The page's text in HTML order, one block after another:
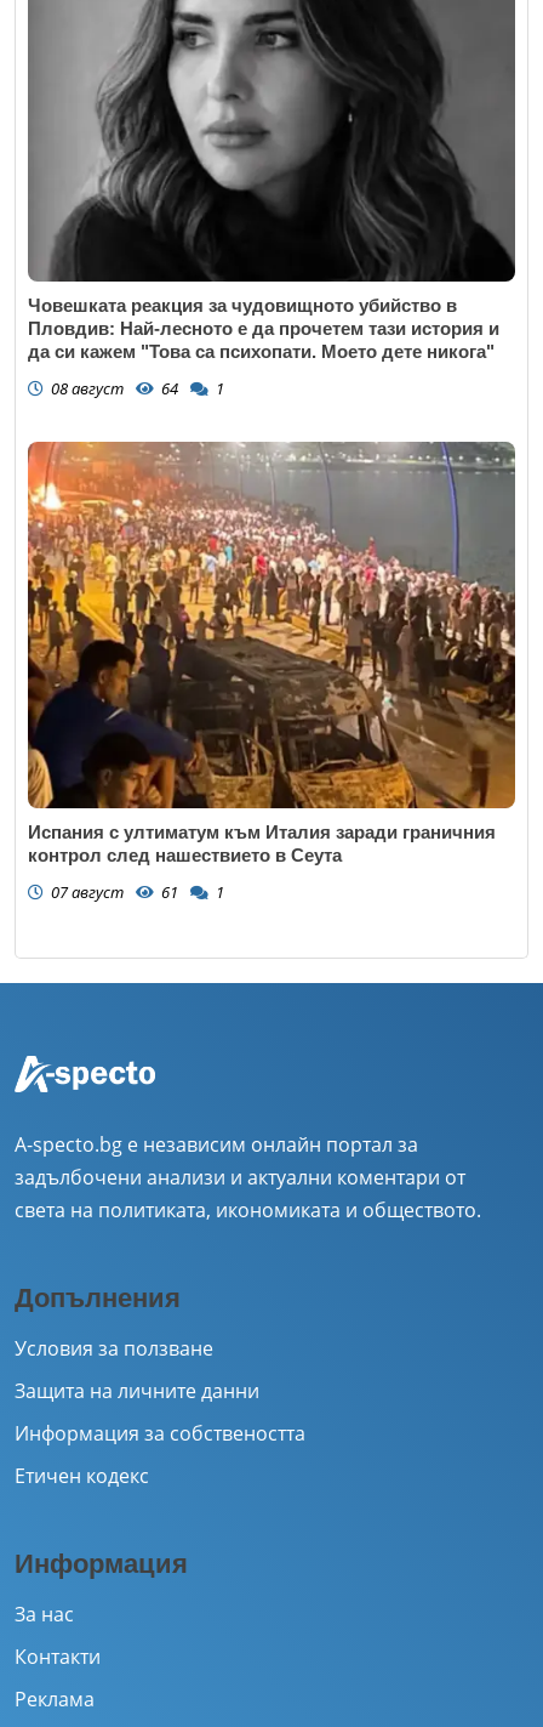
Човешката реакция за чудовищното убийство в
Пловдив: Най-лесното е да прочетем тази история и
да си кажем "Това са психопати. Моето дете никога"
08 август 64 1
Испания с ултиматум към Италия заради граничния
контрол след нашествието в Сеута
07 август 61 1
A-specto.bg е независим онлайн портал за
задълбочени анализи и актуални коментари от
света на политиката, икономиката и обществото.
Допълнения
Условия за ползване
Защита на личните данни
Информация за собствеността
Етичен кодекс
Информация
За нас
Контакти
Реклама